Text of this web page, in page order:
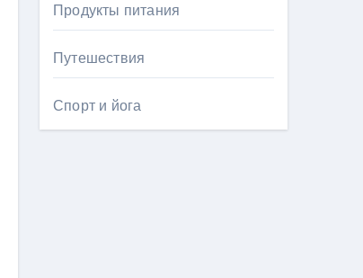
Продукты питания
Путешествия
Спорт и йога